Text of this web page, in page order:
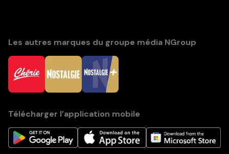
Les autres marques du groupe média NGroup
Télécharger l’application mobile